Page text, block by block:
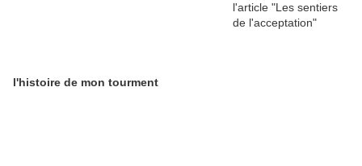
l'histoire de mon tourment